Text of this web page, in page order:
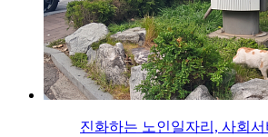
진화하는 노인일자리, 사회